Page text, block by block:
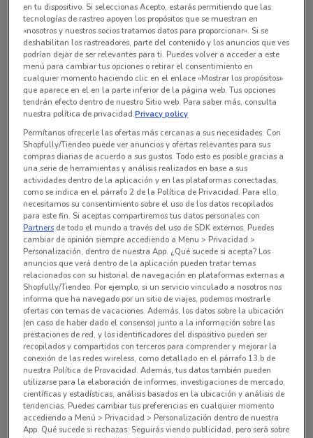
Todas las ofertas de esta tienda
En este momento no hay ofertas vigentes
Sucursales City Market alrededor
Pilares 1061Col. Del Valle Miguel Hidalgo
4.3 km
ABIERTO
Monte Athos 350, esq. Con Monte LíbanoCol.
Lomas de Chapultepec Miguel Hidalgo
en tu dispositivo. Si seleccionas Acepto, estarás permitiendo que las
tecnologías de rastreo apoyen los propósitos que se muestran en
«nosotros y nuestros socios tratamos datos para proporcionar». Si se
deshabilitan los rastreadores, parte del contenido y los anuncios que ves
podrían dejar de ser relevantes para ti. Puedes volver a acceder a este
menú para cambiar tus opciones o retirar el consentimiento en
cualquier momento haciendo clic en el enlace «Mostrar los propósitos»
que aparece en el en la parte inferior de la página web. Tus opciones
tendrán efecto dentro de nuestro Sitio web. Para saber más, consulta
nuestra política de privacidad.Privacy policy
Permítanos ofrecerle las ofertas más cercanas a sus necesidades: Con
Shopfully/Tiendeo puede ver anuncios y ofertas relevantes para sus
compras diarias de acuerdo a sus gustos. Todo esto es posible gracias a
una serie de herramientas y análisis realizados en base a sus
actividades dentro de la aplicación y en las plataformas conectadas,
como se indica en el párrafo 2 de la Política de Privacidad. Para ello,
necesitamos su consentimiento sobre el uso de los datos recopilados
para este fin. Si aceptas compartiremos tus datos personales con
Partners de todo el mundo a través del uso de SDK externos. Puedes
cambiar de opinión siempre accediendo a Menu > Privacidad >
Personalización, dentro de nuestra App. ¿Qué sucede si acepta? Los
anuncios que verá dentro de la aplicación pueden tratar temas
relacionados con su historial de navegación en plataformas externas a
Shopfully/Tiendeo. Por ejemplo, si un servicio vinculado a nosotros nos
informa que ha navegado por un sitio de viajes, podemos mostrarle
ofertas con temas de vacaciones. Además, los datos sobre la ubicación
(en caso de haber dado el consenso) junto a la información sobre las
prestaciones de red, y los identificadores del dispositivo pueden ser
recopilados y compartidos con terceros para comprender y mejorar la
conexión de las redes wireless, como detallado en el párrafo 13.b de
nuestra Política de Provacidad. Además, tus datos también pueden
utilizarse para la elaboración de informes, investigaciones de mercado,
científicas y estadísticas, análisis basados en la ubicación y análisis de
tendencias. Puedes cambiar tus preferencias en cualquier momento
accediendo a Menú > Privacidad > Personalización dentro de nuestra
App. Qué sucede si rechazas: Seguirás viendo publicidad, pero será sobre